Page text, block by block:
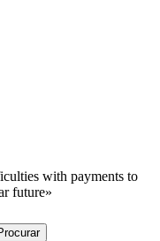
with payments to
future»